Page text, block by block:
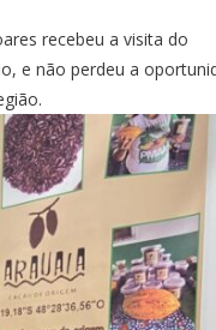
recebeu a visita do
e não perdeu a